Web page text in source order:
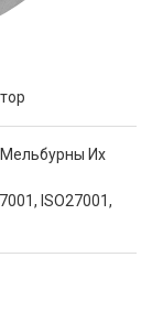
Их
ISO27001,